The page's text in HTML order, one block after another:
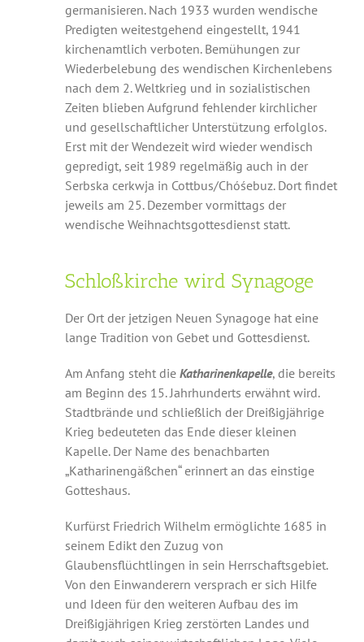
germanisieren. Nach 1933 wurden wendische
Predigten weitestgehend eingestellt, 1941
kirchenamtlich verboten. Bemühungen zur
Wiederbelebung des wendischen Kirchenlebens
nach dem 2. Weltkrieg und in sozialistischen
Zeiten blieben Aufgrund fehlender kirchlicher
und gesellschaftlicher Unterstützung erfolglos.
Erst mit der Wendezeit wird wieder wendisch
gepredigt, seit 1989 regelmäßig auch in der
Serbska cerkwja in Cottbus/Chóśebuz. Dort findet
jeweils am 25. Dezember vormittags der
wendische Weihnachtsgottesdienst statt.
Schloßkirche wird Synagoge
Der Ort der jetzigen Neuen Synagoge hat eine
lange Tradition von Gebet und Gottesdienst.
Am Anfang steht die Katharinenkapelle, die bereits
am Beginn des 15. Jahrhunderts erwähnt wird.
Stadtbrände und schließlich der Dreißigjährige
Krieg bedeuteten das Ende dieser kleinen
Kapelle. Der Name des benachbarten
„Katharinengäßchen“ erinnert an das einstige
Gotteshaus.
Kurfürst Friedrich Wilhelm ermöglichte 1685 in
seinem Edikt den Zuzug von
Glaubensflüchtlingen in sein Herrschaftsgebiet.
Von den Einwanderern versprach er sich Hilfe
und Ideen für den weiteren Aufbau des im
Dreißigjährigen Krieg zerstörten Landes und